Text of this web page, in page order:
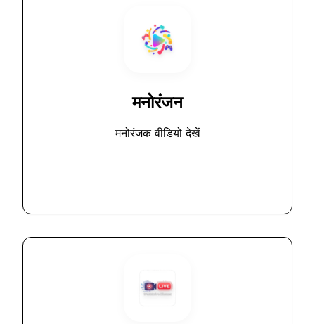
मनोरंजन
मनोरंजक वीडियो देखें